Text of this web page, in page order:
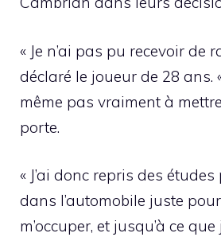
« Je n’ai pas pu recevoir de
déclaré le joueur de 28 ans.
même pas vraiment à
porte.
« J’ai donc repris des
dans l’automobile juste
m’occuper, et jusqu’à ce